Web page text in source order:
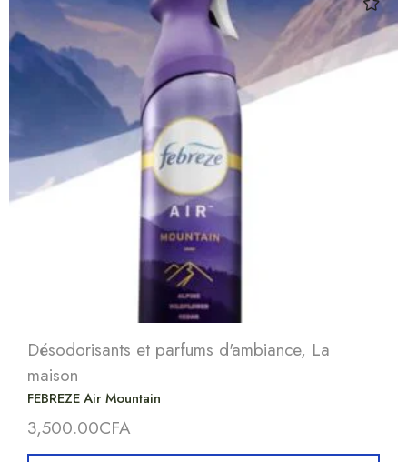
Désodorisants et parfums d'ambiance, La
maison
FEBREZE Air Mountain
3,500.00CFA